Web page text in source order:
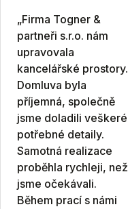
„Firma Togner &
partneři s.r.o. nám
upravovala
kancelářské prostory.
Domluva byla
příjemná, společně
jsme doladili veškeré
potřebné detaily.
Samotná realizace
proběhla rychleji, než
jsme očekávali.
Během prací s námi